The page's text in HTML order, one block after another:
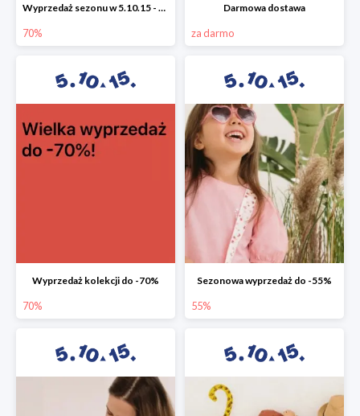
Wyprzedaż sezonu w 5.10.15 - cały asortyment -70%
70%
Darmowa dostawa
za darmo
Wyprzedaż kolekcji do -70%
70%
Sezonowa wyprzedaż do -55%
55%